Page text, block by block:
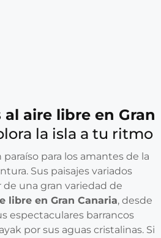
aire libre en Gran
la isla a tu ritmo
paraíso para los amantes de la
Sus paisajes variados
una gran variedad de
libre en Gran Canaria, desde
espectaculares barrancos
por sus aguas cristalinas. Si